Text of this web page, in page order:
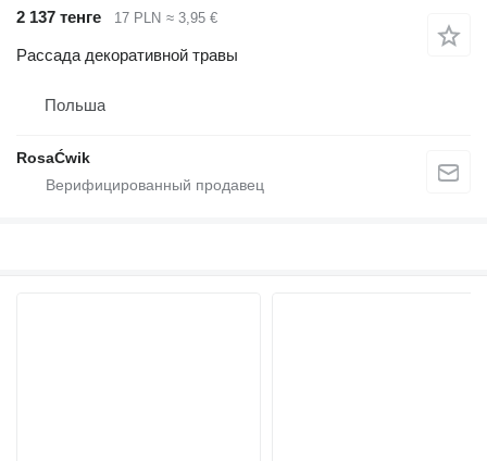
2 137 тенге
17 PLN ≈ 3,95 €
Рассада декоративной травы
Польша
RosaĆwik